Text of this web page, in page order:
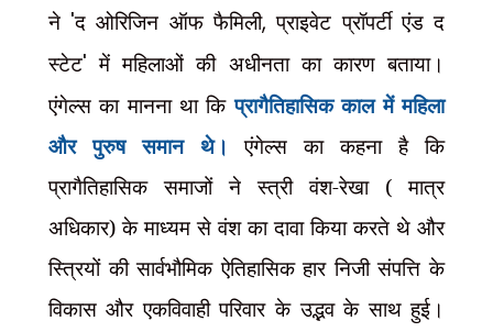
ने 'द ओरिजिन ऑफ फैमिली,प्राइवेट प्रॉपर्टी एंड द
स्टेट'में महिलाओं की अधीनता का कारण बताया।
एंगेल्स का मानना था किप्रागैतिहासिक काल में महिला
और पुरुष समान थे।
एंगेल्स का कहना है कि
प्रागैतिहासिक समाजों ने स्त्री वंश-रेखा ( मात्र
अधिकार) के माध्यम से वंश का दावा किया करते थे और
स्त्रियों की सार्वभौमिक ऐतिहासिक हार निजी संपत्ति के
विकास और एकविवाही परिवार के उद्भव के साथ हुई।